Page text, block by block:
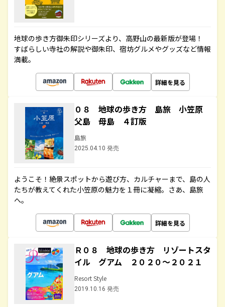
地球の歩き方御朱印シリーズより、高野山の最新版が登場！
すばらしい寺社の解説や御朱印、宿坊グルメやグッズなど情報
満載。
詳細を見る
０８ 地球の歩き方 島旅 小笠原
父島 母島 ４訂版
島旅
2025.04.10 発売
ようこそ！絶景スポットから遊び方、カルチャーまで、島の人
たちが教えてくれた小笠原の魅力を１冊に凝縮。さあ、島旅
へ。
詳細を見る
Ｒ０８ 地球の歩き方 リゾートスタ
イル グアム ２０２０～２０２１
Resort Style
2019.10.16 発売